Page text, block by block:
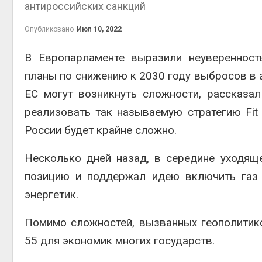
антироссийских санкций
Опубликовано Июл 10, 2022
В Европарламенте выразили
планы по снижению к 2030 году выбросов в
ЕС могут возникнуть сложности,
реализовать так называемую стратегию
России будет крайне сложно.
Несколько дней назад, в середине
позицию и поддержал идею включить газ
энергетик.
Помимо сложностей, вызванных
55 для экономик многих государств.
Авг 7,
Авг 6,